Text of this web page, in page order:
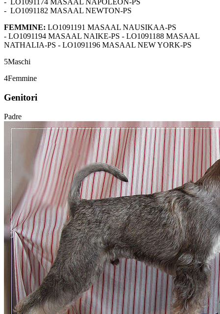
- LO1091174 MASAAL NAPOLEON-PS
- LO1091182 MASAAL NEWTON-PS
FEMMINE: LO1091191 MASAAL NAUSIKAA-PS
- LO1091194 MASAAL NAIKE-PS - LO1091188 MASAAL
NATHALIA-PS - LO1091196 MASAAL NEW YORK-PS
5Maschi
4Femmine
Genitori
Padre